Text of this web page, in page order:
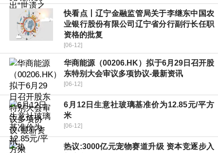
快看点丨辽宁金融监管局关于李继东中国农
业银行股份有限公司辽宁省分行副行长任职
资格的批复
[06-12]
华商能源（00206.HK）拟于6月29日召开股
东特别大会审议多项协议-最新资讯
[06-12]
6月12日生意社玻璃基准价为12.85元/平方
米
[06-12]
热议:3000亿元宠物赛道升级 资本竞逐步入